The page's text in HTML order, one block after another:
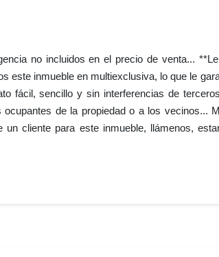
no incluidos en el precio de venta...
este inmueble en multiexclusiva, lo que le
fácil, sencillo y sin interferencias de
de la propiedad o a los vecinos...
cliente para este inmueble, llámenos,